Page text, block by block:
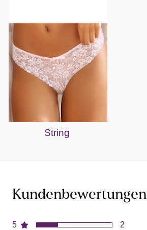
String
Kundenbewertungen
5
2